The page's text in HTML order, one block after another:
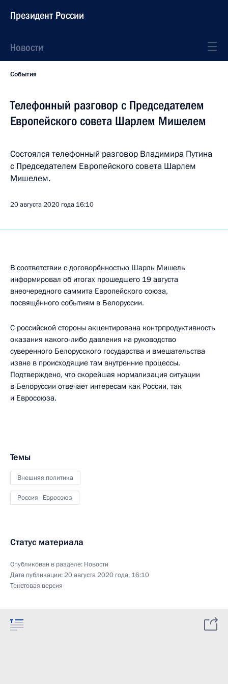
Президент России
Новости
События
Телефонный разговор с Председателем
Европейского совета Шарлем Мишелем
Состоялся телефонный разговор Владимира Путина
с Председателем Европейского совета Шарлем
Мишелем.
20 августа 2020 года 16:10
В соответствии с договорённостью Шарль Мишель
информировал об итогах прошедшего 19 августа
внеочередного саммита Европейского союза,
посвящённого событиям в Белоруссии.
С российской стороны акцентирована контрпродуктивность
оказания какого-либо давления на руководство
суверенного Белорусского государства и вмешательства
извне в происходящие там внутренние процессы.
Подтверждено, что скорейшая нормализация ситуации
в Белоруссии отвечает интересам как России, так
и Евросоюза.
Темы
Внешняя политика
Россия–Евросоюз
Статус материала
Опубликован в разделе: Новости
Дата публикации:20 августа 2020 года, 16:10
Текстовая версия